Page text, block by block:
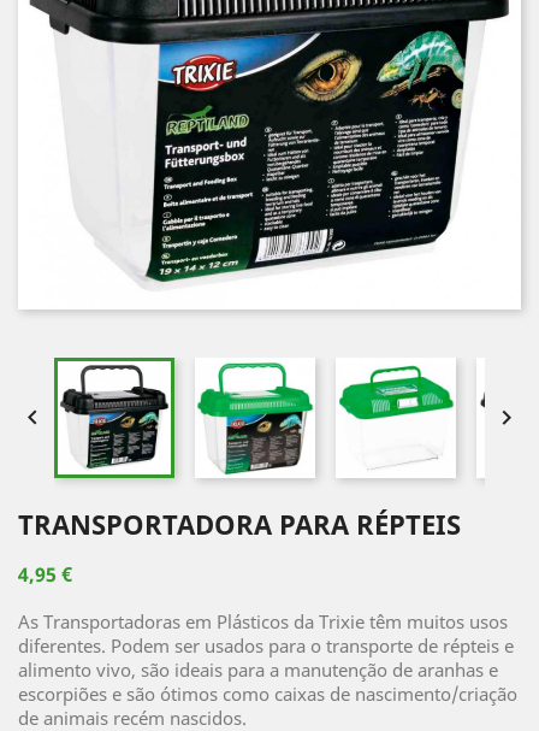
 
TRANSPORTADORA PARA RÉPTEIS
4,95 €
As Transportadoras em Plásticos da Trixie têm muitos usos
diferentes. Podem ser usados para o transporte de répteis e
alimento vivo, são ideais para a manutenção de aranhas e
escorpiões e são ótimos como caixas de nascimento/criação
de animais recém nascidos.